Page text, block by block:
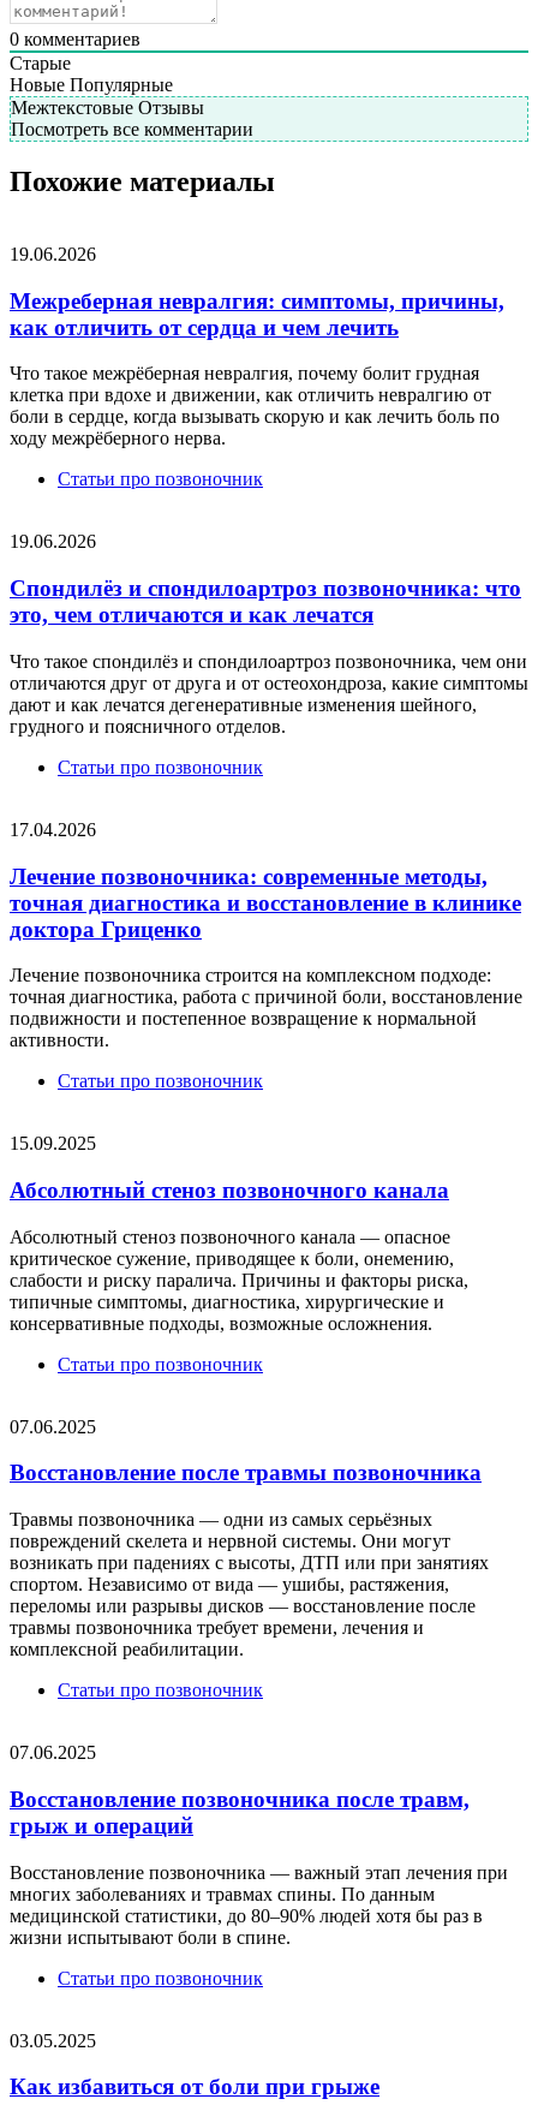
0 комментариев
Старые
Новые Популярные
Межтекстовые Отзывы
Посмотреть все комментарии
Похожие материалы
19.06.2026
Межреберная невралгия: симптомы, причины,
как отличить от сердца и чем лечить
Что такое межрёберная невралгия, почему болит грудная
клетка при вдохе и движении, как отличить невралгию от
боли в сердце, когда вызывать скорую и как лечить боль по
ходу межрёберного нерва.
Статьи про позвоночник
19.06.2026
Спондилёз и спондилоартроз позвоночника: что
это, чем отличаются и как лечатся
Что такое спондилёз и спондилоартроз позвоночника, чем они
отличаются друг от друга и от остеохондроза, какие симптомы
дают и как лечатся дегенеративные изменения шейного,
грудного и поясничного отделов.
Статьи про позвоночник
17.04.2026
Лечение позвоночника: современные методы,
точная диагностика и восстановление в клинике
доктора Гриценко
Лечение позвоночника строится на комплексном подходе:
точная диагностика, работа с причиной боли, восстановление
подвижности и постепенное возвращение к нормальной
активности.
Статьи про позвоночник
15.09.2025
Абсолютный стеноз позвоночного канала
Абсолютный стеноз позвоночного канала — опасное
критическое сужение, приводящее к боли, онемению,
слабости и риску паралича. Причины и факторы риска,
типичные симптомы, диагностика, хирургические и
консервативные подходы, возможные осложнения.
Статьи про позвоночник
07.06.2025
Восстановление после травмы позвоночника
Травмы позвоночника — одни из самых серьёзных
повреждений скелета и нервной системы. Они могут
возникать при падениях с высоты, ДТП или при занятиях
спортом. Независимо от вида — ушибы, растяжения,
переломы или разрывы дисков — восстановление после
травмы позвоночника требует времени, лечения и
комплексной реабилитации.
Статьи про позвоночник
07.06.2025
Восстановление позвоночника после травм,
грыж и операций
Восстановление позвоночника — важный этап лечения при
многих заболеваниях и травмах спины. По данным
медицинской статистики, до 80–90% людей хотя бы раз в
жизни испытывают боли в спине.
Статьи про позвоночник
03.05.2025
Как избавиться от боли при грыже